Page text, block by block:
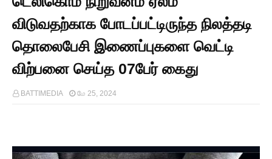
விடுவதற்காக போடப்பட்டிருந்த நிலத்தடி
தொலைபேசி இணைப்புகளை வெட்டி
விற்பனை செய்த 07பேர் கைது
BATTIMEDIA மே 25, 2024